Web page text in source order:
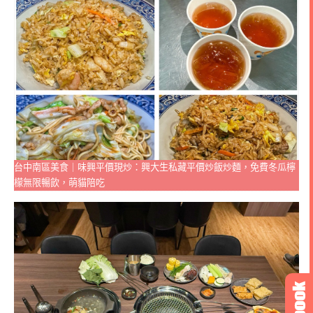
台中南區美食｜味興平價現炒：興大生私藏平價炒飯炒麵，免費冬瓜檸
檬無限暢飲，萌貓陪吃